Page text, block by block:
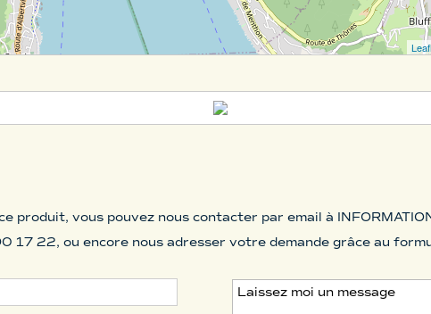
produit, vous pouvez nous contacter par email à
17 22, ou encore nous adresser votre demande grâce au